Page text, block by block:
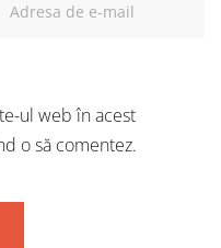
ul web în acest
o să comentez.